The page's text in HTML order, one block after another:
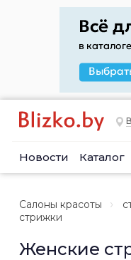
Новости Каталог
Салоны красоты
стрижки
Женские